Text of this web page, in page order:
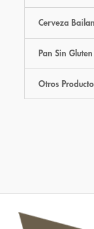
Cerveza
Pan Sin Gluten
Otros